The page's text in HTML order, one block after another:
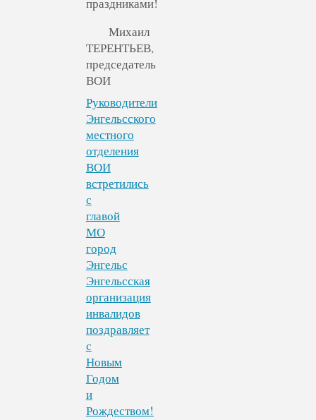
Михаил
ТЕРЕНТЬЕВ,
председатель
ВОИ
Руководители
Энгельсского
местного
отделения
ВОИ
встретились
с
главой
МО
город
Энгельс
Энгельсская
организация
инвалидов
поздравляет
с
Новым
Годом
и
Рождеством!